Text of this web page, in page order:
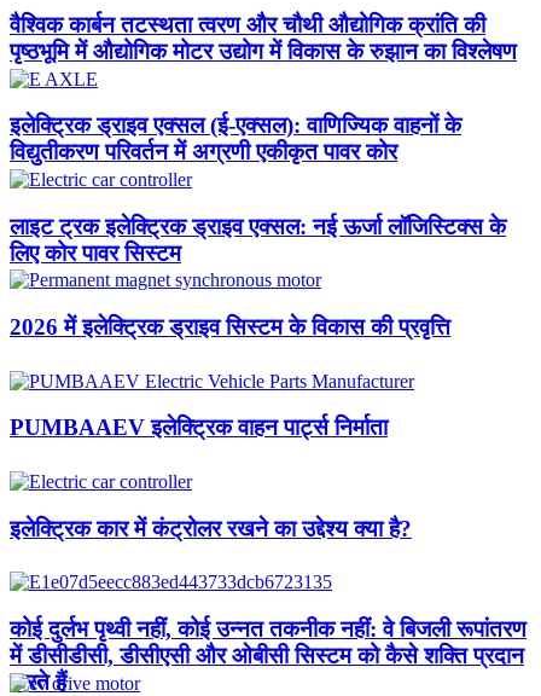
वैश्विक कार्बन तटस्थता त्वरण और चौथी औद्योगिक क्रांति की
पृष्ठभूमि में औद्योगिक मोटर उद्योग में विकास के रुझान का विश्लेषण
इलेक्ट्रिक ड्राइव एक्सल (ई-एक्सल): वाणिज्यिक वाहनों के
विद्युतीकरण परिवर्तन में अग्रणी एकीकृत पावर कोर
लाइट ट्रक इलेक्ट्रिक ड्राइव एक्सल: नई ऊर्जा लॉजिस्टिक्स के
लिए कोर पावर सिस्टम
2026 में इलेक्ट्रिक ड्राइव सिस्टम के विकास की प्रवृत्ति
PUMBAAEV इलेक्ट्रिक वाहन पार्ट्स निर्माता
इलेक्ट्रिक कार में कंट्रोलर रखने का उद्देश्य क्या है?
कोई दुर्लभ पृथ्वी नहीं, कोई उन्नत तकनीक नहीं: वे बिजली रूपांतरण
में डीसीडीसी, डीसीएसी और ओबीसी सिस्टम को कैसे शक्ति प्रदान
करते हैं